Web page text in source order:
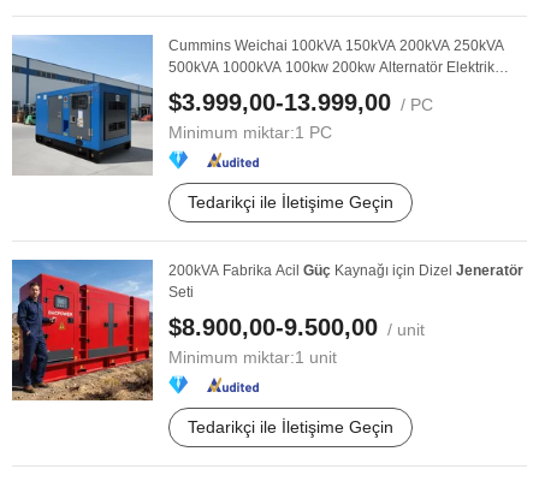
Cummins Weichai 100kVA 150kVA 200kVA 250kVA
500kVA 1000kVA 100kw 200kw Alternatör Elektrik
Gücü ...
$3.999,00-13.999,00 / PC
Minimum miktar:1 PC
Tedarikçi ile İletişime Geçin
200kVA Fabrika Acil Güç Kaynağı için Dizel Jeneratör
Seti
$8.900,00-9.500,00 / unit
Minimum miktar:1 unit
Tedarikçi ile İletişime Geçin